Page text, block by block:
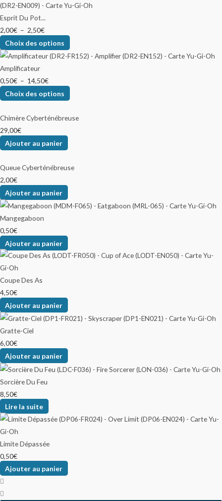
Esprit Du Pot...
2,00€ – 2,50€
Choix des options
Amplificateur
0,50€ – 14,50€
Choix des options
Chimère Cyberténébreuse
29,00€
Ajouter au panier
Queue Cyberténébreuse
2,00€
Ajouter au panier
Mangegaboon
0,50€
Ajouter au panier
Coupe Des As
4,50€
Ajouter au panier
Gratte-Ciel
6,00€
Ajouter au panier
Sorcière Du Feu
8,50€
Lire la suite
Limite Dépassée
0,50€
Ajouter au panier